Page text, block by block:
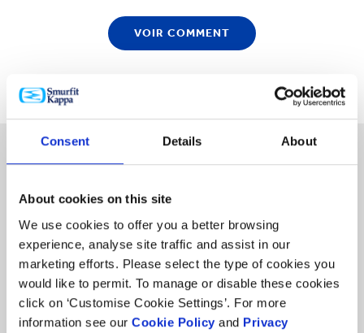
Consent Details About
About cookies on this site
We use cookies to offer you a better browsing
experience, analyse site traffic and assist in our
marketing efforts. Please select the type of cookies you
would like to permit. To manage or disable these cookies
click on ‘Customise Cookie Settings’. For more
information see our Cookie Policy and Privacy
VOIR COMMENT
Produits
&
Services
Produits & Services
Secteurs
Secteurs